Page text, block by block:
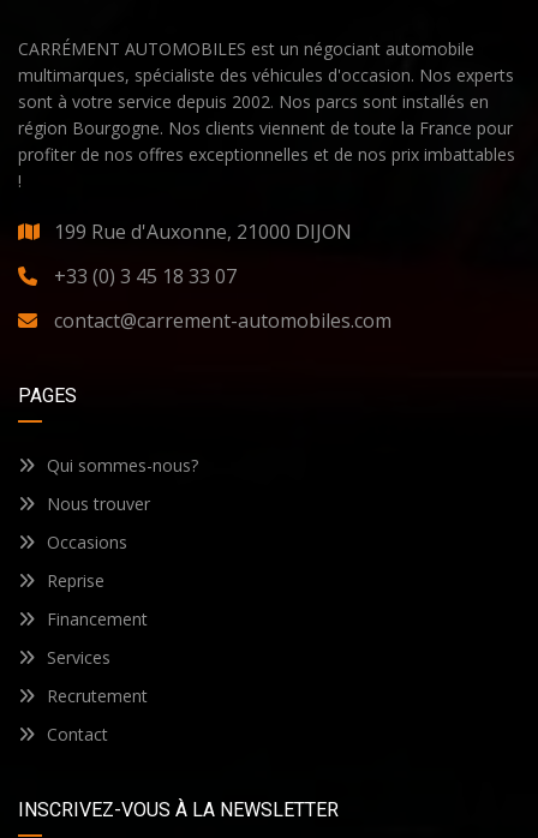
CARRÉMENT AUTOMOBILES est un négociant automobile
multimarques, spécialiste des véhicules d'occasion. Nos experts
sont à votre service depuis 2002. Nos parcs sont installés en
région Bourgogne. Nos clients viennent de toute la France pour
profiter de nos offres exceptionnelles et de nos prix imbattables
!
199 Rue d'Auxonne, 21000 DIJON
+33 (0) 3 45 18 33 07
contact@carrement-automobiles.com
PAGES
Qui sommes-nous?
Nous trouver
Occasions
Reprise
Financement
Services
Recrutement
Contact
INSCRIVEZ-VOUS À LA NEWSLETTER